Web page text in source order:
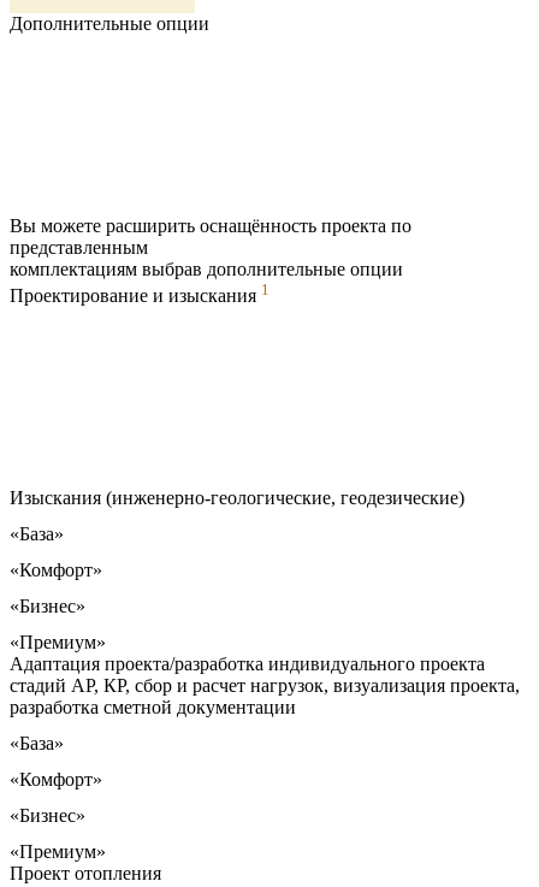
Дополнительные опции
Вы можете расширить оснащённость проекта по
представленным
комплектациям выбрав дополнительные опции
Проектирование и изыскания 1
Изыскания (инженерно-геологические, геодезические)
«База»
«Комфорт»
«Бизнес»
«Премиум»
Адаптация проекта/разработка индивидуального проекта
стадий АР, КР, сбор и расчет нагрузок, визуализация проекта,
разработка сметной документации
«База»
«Комфорт»
«Бизнес»
«Премиум»
Проект отопления